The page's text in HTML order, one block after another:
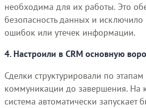
необходима для их работы. Это
безопасность данных и
ошибок или утечек информации.
4. Настроили в CRM основную
Сделки структурировали по
коммуникации до завершения. На
система автоматически запускает